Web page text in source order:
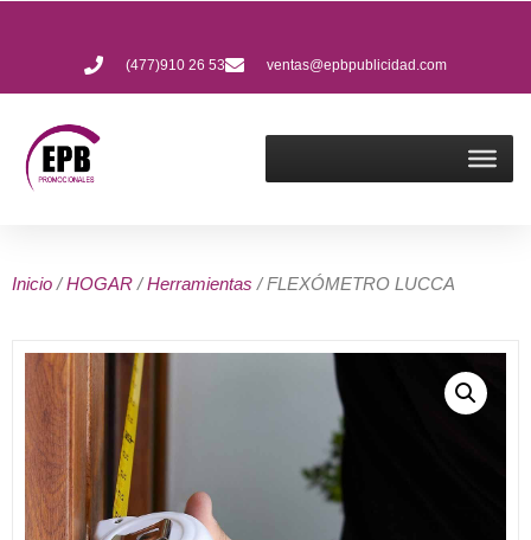
(477)910 26 53 ventas@epbpublicidad.com
Inicio /HOGAR /Herramientas / FLEXÓMETRO LUCCA